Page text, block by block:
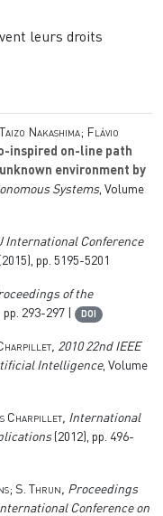
leurs droits
Nakashima; Flávio
inspired on-line path
environment by
Systems, Volume
International Conference
pp. 5195-5201
of the
293-297 | DOI
Charpillet, 2010 22nd IEEE
Intelligence, Volume
Charpillet, International
(2012), pp. 496-
S. Thrun, Proceedings
Conference on